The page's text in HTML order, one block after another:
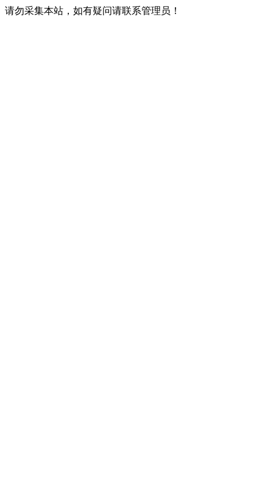
请勿采集本站，如有疑问请联系管理员！